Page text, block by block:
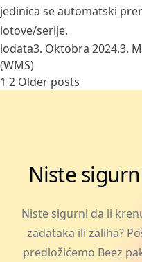
jedinica se automatski
lotove/serije.
Posted by
iodata3. Oktobra 2024.3.
(WMS)
Posts
1 2 Older posts
Niste
Niste sigurni da li
zadataka ili zaliha?
predložićemo Beez